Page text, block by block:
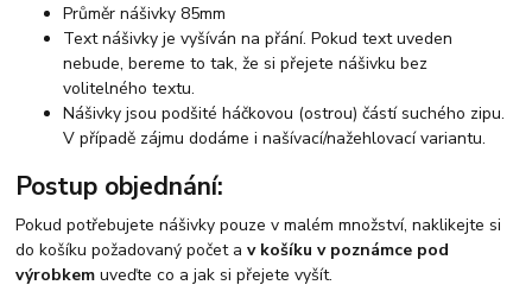
Průměr nášivky 85mm
Text nášivky je vyšíván na přání. Pokud text uveden
nebude, bereme to tak, že si přejete nášivku bez
volitelného textu.
Nášivky jsou podšité háčkovou (ostrou) částí suchého zipu.
V případě zájmu dodáme i našívací/nažehlovací variantu.
Postup objednání:
Pokud potřebujete nášivky pouze v malém množství, naklikejte si
do košíku požadovaný počet av košíku v poznámce pod
výrobkemuveďte co a jak si přejete vyšít.